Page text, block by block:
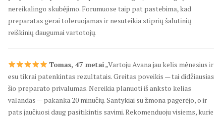
nereikalingo skubėjimo. Forumuose taip pat pastebima, kad
preparatas gerai toleruojamas ir nesuteikia stiprių šalutinių
reiškinių daugumai vartotojų.
Tomas, 47 metai„Vartoju Avana jau kelis mėnesius ir
esu tikrai patenkintas rezultatais. Greitas poveikis — tai didžiausias
šio preparato privalumas. Nereikia planuoti iš anksto kelias
valandas — pakanka 20 minučių. Santykiai su žmona pagerėjo, o ir
pats jaučiuosi daug pasitikintis savimi. Rekomenduoju visiems, kurie